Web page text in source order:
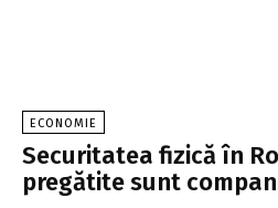
ECONOMIE
Securitatea fizică în
pregătite sunt